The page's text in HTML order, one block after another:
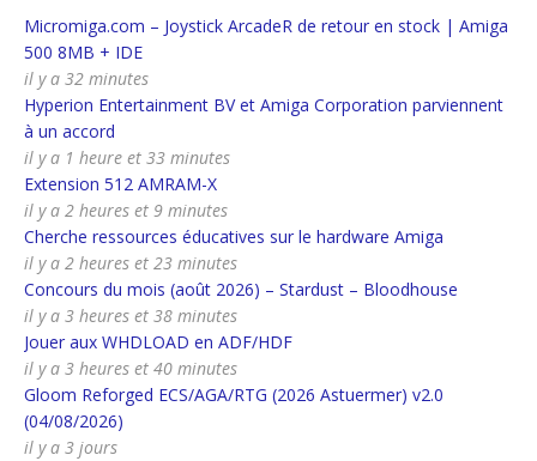
Micromiga.com – Joystick ArcadeR de retour en stock | Amiga
500 8MB + IDE
il y a 32 minutes
Hyperion Entertainment BV et Amiga Corporation parviennent
à un accord
il y a 1 heure et 33 minutes
Extension 512 AMRAM-X
il y a 2 heures et 9 minutes
Cherche ressources éducatives sur le hardware Amiga
il y a 2 heures et 23 minutes
Concours du mois (août 2026) – Stardust – Bloodhouse
il y a 3 heures et 38 minutes
Jouer aux WHDLOAD en ADF/HDF
il y a 3 heures et 40 minutes
Gloom Reforged ECS/AGA/RTG (2026 Astuermer) v2.0
(04/08/2026)
il y a 3 jours